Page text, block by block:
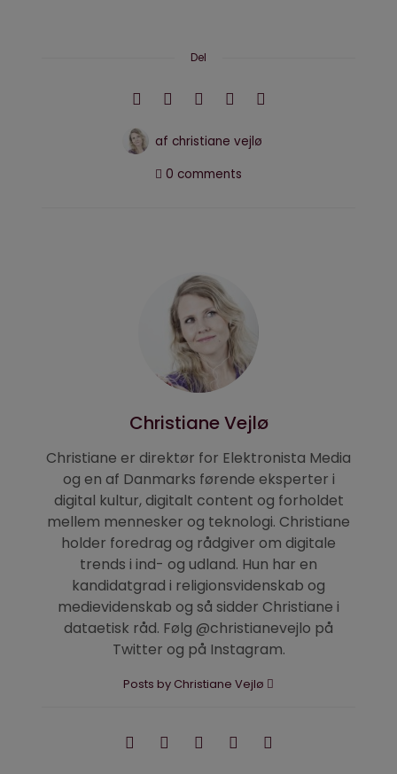
Del
af christiane vejlø
0 comments
Christiane Vejlø
Christiane er direktør for Elektronista Media
og en af Danmarks førende eksperter i
digital kultur, digitalt content og forholdet
mellem mennesker og teknologi. Christiane
holder foredrag og rådgiver om digitale
trends i ind- og udland. Hun har en
kandidatgrad i religionsvidenskab og
medievidenskab og så sidder Christiane i
dataetisk råd. Følg @christianevejlo på
Twitter og på Instagram.
Posts by Christiane Vejlø